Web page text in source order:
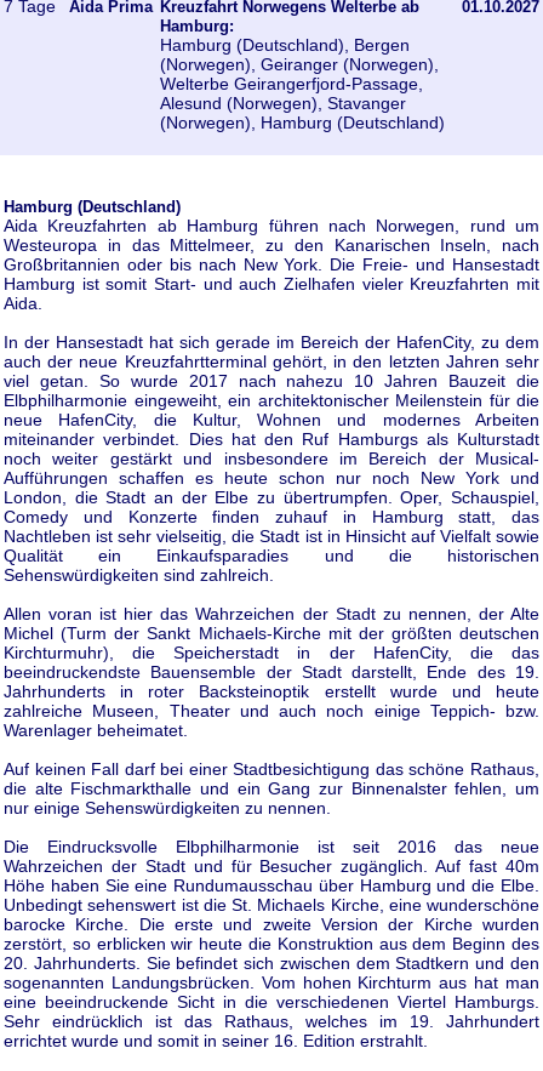
7 Tage Aida Prima Kreuzfahrt Norwegens Welterbe ab
Hamburg:
Hamburg (Deutschland), Bergen
(Norwegen), Geiranger (Norwegen),
Welterbe Geirangerfjord-Passage,
Alesund (Norwegen), Stavanger
(Norwegen), Hamburg (Deutschland)
01.10.2027
Hamburg (Deutschland)
Aida Kreuzfahrten ab Hamburg führen nach Norwegen, rund um
Westeuropa in das Mittelmeer, zu den Kanarischen Inseln, nach
Großbritannien oder bis nach New York. Die Freie- und Hansestadt
Hamburg ist somit Start- und auch Zielhafen vieler Kreuzfahrten mit
Aida.
In der Hansestadt hat sich gerade im Bereich der HafenCity, zu dem
auch der neue Kreuzfahrtterminal gehört, in den letzten Jahren sehr
viel getan. So wurde 2017 nach nahezu 10 Jahren Bauzeit die
Elbphilharmonie eingeweiht, ein architektonischer Meilenstein für die
neue HafenCity, die Kultur, Wohnen und modernes Arbeiten
miteinander verbindet. Dies hat den Ruf Hamburgs als Kulturstadt
noch weiter gestärkt und insbesondere im Bereich der Musical-
Aufführungen schaffen es heute schon nur noch New York und
London, die Stadt an der Elbe zu übertrumpfen. Oper, Schauspiel,
Comedy und Konzerte finden zuhauf in Hamburg statt, das
Nachtleben ist sehr vielseitig, die Stadt ist in Hinsicht auf Vielfalt sowie
Qualität ein Einkaufsparadies und die historischen
Sehenswürdigkeiten sind zahlreich.
Allen voran ist hier das Wahrzeichen der Stadt zu nennen, der Alte
Michel (Turm der Sankt Michaels-Kirche mit der größten deutschen
Kirchturmuhr), die Speicherstadt in der HafenCity, die das
beeindruckendste Bauensemble der Stadt darstellt, Ende des 19.
Jahrhunderts in roter Backsteinoptik erstellt wurde und heute
zahlreiche Museen, Theater und auch noch einige Teppich- bzw.
Warenlager beheimatet.
Auf keinen Fall darf bei einer Stadtbesichtigung das schöne Rathaus,
die alte Fischmarkthalle und ein Gang zur Binnenalster fehlen, um
nur einige Sehenswürdigkeiten zu nennen.
Die Eindrucksvolle Elbphilharmonie ist seit 2016 das neue
Wahrzeichen der Stadt und für Besucher zugänglich. Auf fast 40m
Höhe haben Sie eine Rundumausschau über Hamburg und die Elbe.
Unbedingt sehenswert ist die St. Michaels Kirche, eine wunderschöne
barocke Kirche. Die erste und zweite Version der Kirche wurden
zerstört, so erblicken wir heute die Konstruktion aus dem Beginn des
20. Jahrhunderts. Sie befindet sich zwischen dem Stadtkern und den
sogenannten Landungsbrücken. Vom hohen Kirchturm aus hat man
eine beeindruckende Sicht in die verschiedenen Viertel Hamburgs.
Sehr eindrücklich ist das Rathaus, welches im 19. Jahrhundert
errichtet wurde und somit in seiner 16. Edition erstrahlt.